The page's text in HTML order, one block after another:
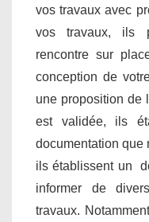
vos travaux avec
vos travaux, ils
rencontre sur
conception de
une proposition de
est validée, ils
documentation que
ils établissent un
informer de
travaux.